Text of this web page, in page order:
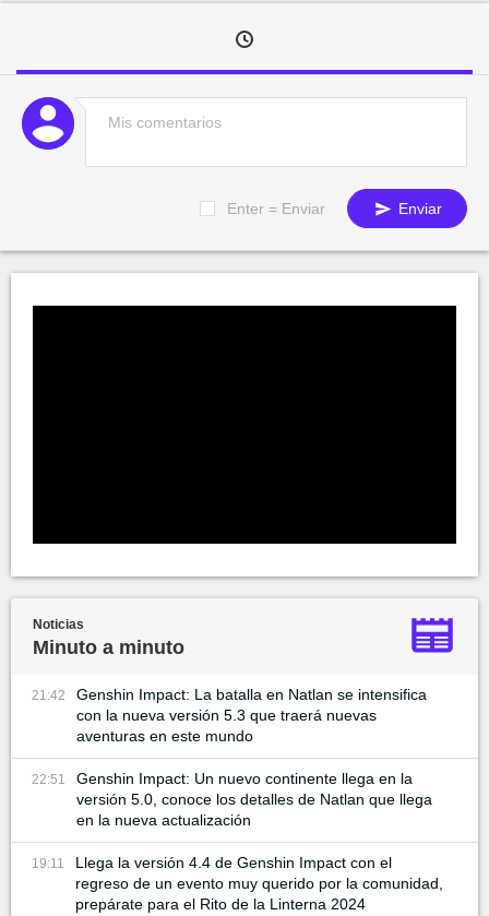
Enter = Enviar Enviar
Noticias
Minuto a minuto
21:42
Genshin Impact: La batalla en Natlan se intensifica
con la nueva versión 5.3 que traerá nuevas
aventuras en este mundo
22:51
Genshin Impact: Un nuevo continente llega en la
versión 5.0, conoce los detalles de Natlan que llega
en la nueva actualización
19:11
Llega la versión 4.4 de Genshin Impact con el
regreso de un evento muy querido por la comunidad,
prepárate para el Rito de la Linterna 2024